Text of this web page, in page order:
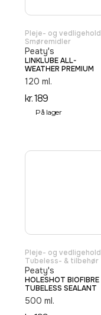
Pleje- og vedligehold
Smøremidler
Peaty's
LINKLUBE ALL-
WEATHER PREMIUM
120 ml.
kr.189
På lager
Pleje- og vedligehold
Tubeless- & tilbehør
Peaty's
HOLESHOT BIOFIBRE
TUBELESS SEALANT
500 ml.